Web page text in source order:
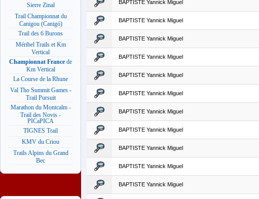
Sierre Zinal
Trail Championnat du
Canigou (Canigó)
Trail des 6 Burons
Méribel Trails et Km
Vertical
Championnat France de
Km Vertical
La Course de la Rhune
Val Tho Summit Games -
Trail Pursuit
Marathon du Montcalm -
Trail des Novis -
PICaPICA
TIGNES Trail
KMV du Criou
Trails Alpins du Grand
Bec
BAPTISTE Yannick Miguel
BAPTISTE Yannick Miguel
BAPTISTE Yannick Miguel
BAPTISTE Yannick Miguel
BAPTISTE Yannick Miguel
BAPTISTE Yannick Miguel
BAPTISTE Yannick Miguel
BAPTISTE Yannick Miguel
BAPTISTE Yannick Miguel
BAPTISTE Yannick Miguel
BAPTISTE Yannick Miguel